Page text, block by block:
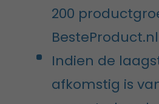
200
Indien de
afkomstig is